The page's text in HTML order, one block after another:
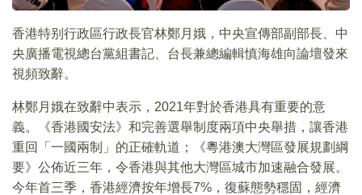
香港特别行政區行政長官林鄭月娥，中央宣傳部副部長、中
央廣播電視總台黨組書記、台長兼總編輯慎海雄向論壇發來
視頻致辭。
林鄭月娥在致辭中表示，2021年對於香港具有重要的意
義。《香港國安法》和完善選舉制度兩項中央舉措，讓香港
重回「一國兩制」的正確軌道；《粵港澳大灣區發展規劃綱
要》公佈近三年，令香港與其他大灣區城市加速融合發展。
今年首三季，香港經濟按年增長7%，復蘇態勢穩固，經濟